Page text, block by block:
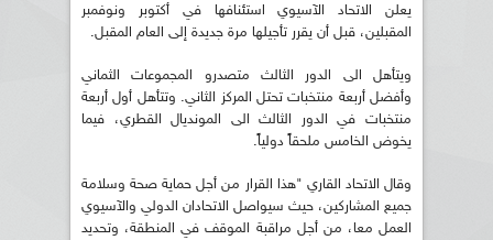
يعلن الاتحاد الآسيوي استئنافها في أكتوبر ونوفمبر
المقبلين، قبل أن يقرر تأجيلها مرة جديدة إلى العام المقبل.
ويتأهل الى الدور الثالث متصدرو المجموعات الثماني
وأفضل أربعة منتخبات تحتل المركز الثاني. وتتأهل أول أربعة
منتخبات في الدور الثالث الى المونديال القطري، فيما
يخوض الخامس ملحقاً دولياً.
وقال الاتحاد القاري "هذا القرار من أجل حماية صحة وسلامة
جميع المشاركين، حيث سيواصل الاتحادان الدولي والآسيوي
العمل معا، من أجل مراقبة الموقف في المنطقة، وتحديد